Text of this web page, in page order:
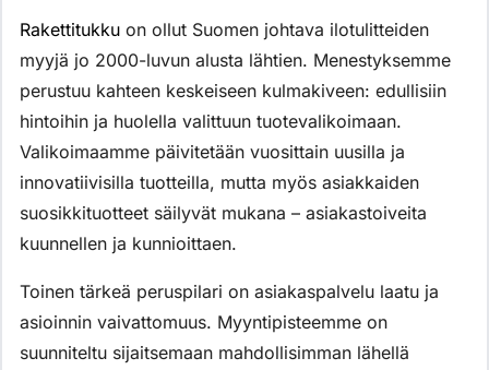
Rakettitukku on ollut Suomen johtava ilotulitteiden
myyjä jo 2000-luvun alusta lähtien. Menestyksemme
perustuu kahteen keskeiseen kulmakiveen: edullisiin
hintoihin ja huolella valittuun tuotevalikoimaan.
Valikoimaamme päivitetään vuosittain uusilla ja
innovatiivisilla tuotteilla, mutta myös asiakkaiden
suosikkituotteet säilyvät mukana – asiakastoiveita
kuunnellen ja kunnioittaen.
Toinen tärkeä peruspilari on asiakaspalvelu laatu ja
asioinnin vaivattomuus. Myyntipisteemme on
suunniteltu sijaitsemaan mahdollisimman lähellä